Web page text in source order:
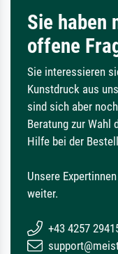
Sie haben
offene
Sie interessieren
Kunstdruck aus
sind sich aber
Beratung zur Wahl
Hilfe bei der
Unsere
weiter.
+43 4257